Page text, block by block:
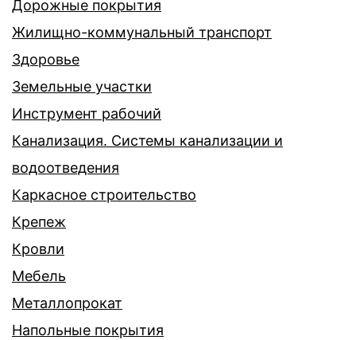
Дорожные покрытия
Жилищно-коммунальный транспорт
Здоровье
Земельные участки
Инструмент рабочий
Канализация. Системы канализации и
водоотведения
Каркасное строительство
Крепеж
Кровли
Мебель
Металлопрокат
Напольные покрытия